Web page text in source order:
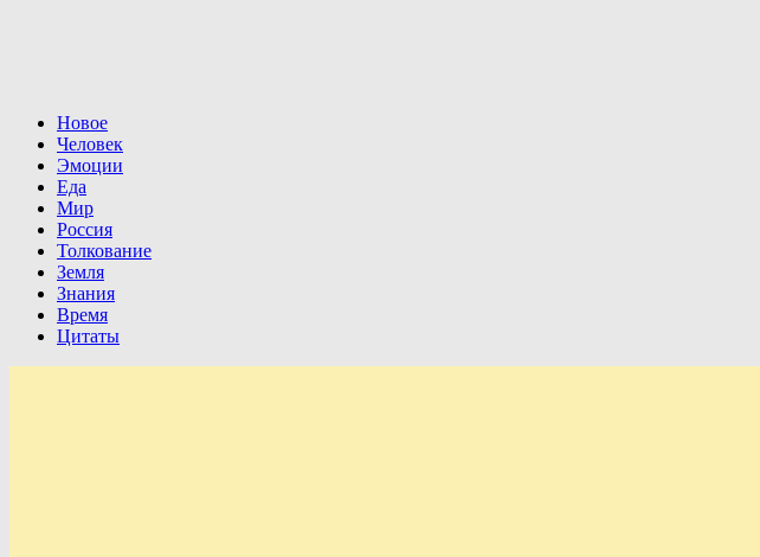
Новое
Человек
Эмоции
Еда
Мир
Россия
Толкование
Земля
Знания
Время
Цитаты